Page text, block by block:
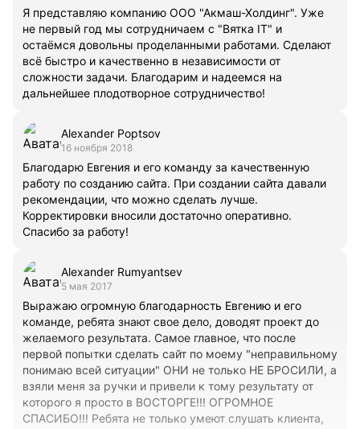
Я представляю компанию ООО "Акмаш-Холдинг". Уже
не первый год мы сотрудничаем с "Вятка IT" и
остаёмся довольны проделанными работами. Сделают
всё быстро и качественно в независимости от
сложности задачи. Благодарим и надеемся на
дальнейшее плодотворное сотрудничество!
Alexander Poptsov
16 ноября 2018
Благодарю Евгения и его команду за качественную
работу по созданию сайта. При создании сайта давали
рекомендации, что можно сделать лучше.
Корректировки вносили достаточно оперативно.
Спасибо за работу!
Alexander Rumyantsev
5 мая 2017
Выражаю огромную благодарность Евгению и его
команде, ребята знают свое дело, доводят проект до
желаемого результата. Самое главное, что после
первой попытки сделать сайт по моему "неправильному
понимаю всей ситуации" ОНИ не только НЕ БРОСИЛИ, а
взяли меня за ручки и привели к тому результату от
которого я просто в ВОСТОРГЕ!!! ОГРОМНОЕ
СПАСИБО!!! Ребята не только умеют слушать клиента,